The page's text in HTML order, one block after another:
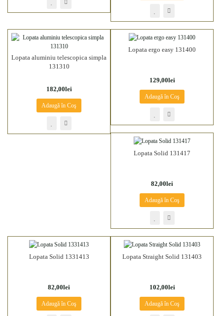
Lopata aluminiu telescopica simpla
131310
182,00lei
Adaugă în Coş
Lopata ergo easy 131400
129,00lei
Adaugă în Coş
Lopata Solid 131417
82,00lei
Adaugă în Coş
Lopata Solid 1331413
82,00lei
Adaugă în Coş
Lopata Straight Solid 131403
102,00lei
Adaugă în Coş